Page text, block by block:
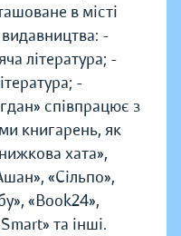
в місті
-
література; -
-
співпрацює з
книгарень, як
хата»,
«Сільпо»,
«Book24»,
та інші.